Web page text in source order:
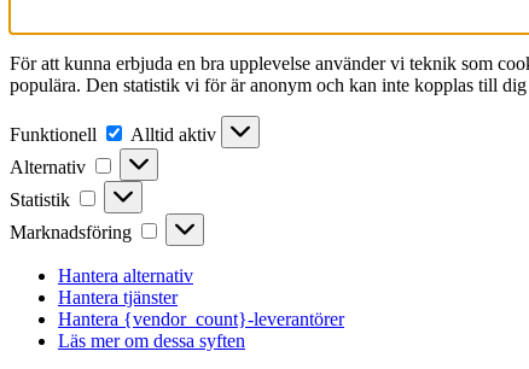
För att kunna erbjuda en bra upplevelse använder vi teknik som
populära. Den statistik vi för är anonym och kan inte kopplas till
Funktionell Funktionell
Alltid aktiv
Alternativ
Alternativ
Statistik Statistik
Marknadsföring Marknadsföring
Hantera alternativ
Hantera tjänster
Hantera {vendor_count}-leverantörer
Läs mer om dessa syften